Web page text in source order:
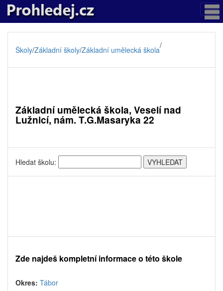
Školy/Základní školy/Základní umělecká škola/
Základní umělecká škola, Veselí nad
Lužnicí, nám. T.G.Masaryka 22
Hledat školu:
Zde najdeš kompletní informace o této škole
Okres: Tábor